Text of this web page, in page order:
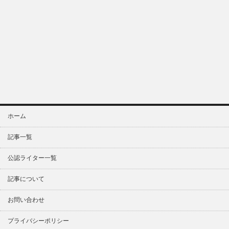
ホーム
記事一覧
公認ライター一覧
記事について
お問い合わせ
プライバシーポリシー